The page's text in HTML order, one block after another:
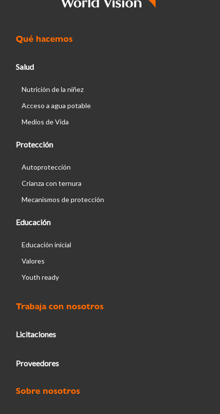
Qué hacemos
Salud
Nutrición de la niñez
Acceso a agua potable
Medios de Vida
Protección
Autoprotección
Crianza con ternura
Mecanismos de protección
Educación
Educación inicial
Valores
Youth ready
Trabaja con nosotros
Licitaciones
Proveedores
Sobre nosotros